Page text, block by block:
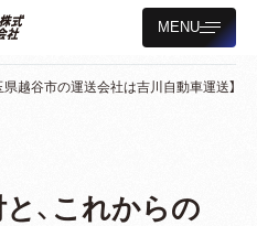
MENU
越谷市の運送会社は吉川自動車運送】
、これからの